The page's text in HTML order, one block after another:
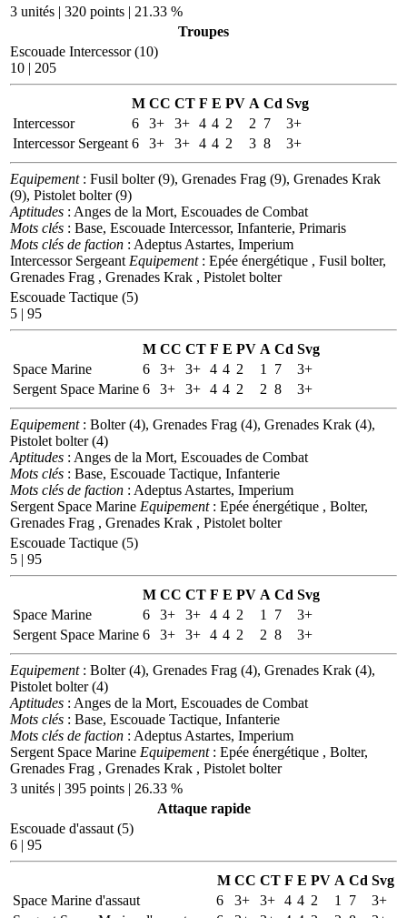
3 unités | 320 points | 21.33 %
Troupes
Escouade Intercessor (10)
10 | 205
M CC CT F E PV A Cd Svg
Intercessor
6 3+ 3+ 4 4 2 2 7
3+
Intercessor Sergeant 6 3+ 3+ 4 4 2 3 8 3+
Equipement: Fusil bolter (9), Grenades Frag (9), Grenades Krak
(9), Pistolet bolter (9)
Aptitudes : Anges de la Mort, Escouades de Combat
Mots clés : Base, Escouade Intercessor, Infanterie, Primaris
Mots clés de faction : Adeptus Astartes, Imperium
Intercessor Sergeant Equipement: Epée énergétique , Fusil bolter,
Grenades Frag , Grenades Krak , Pistolet bolter
Escouade Tactique (5)
5 | 95
M CC CT F E PV A Cd Svg
Space Marine
6 3+ 3+ 4 4 2 1 7
3+
Sergent Space Marine 6 3+ 3+ 4 4 2 2 8 3+
Equipement: Bolter (4), Grenades Frag (4), Grenades Krak (4),
Pistolet bolter (4)
Aptitudes : Anges de la Mort, Escouades de Combat
Mots clés : Base, Escouade Tactique, Infanterie
Mots clés de faction : Adeptus Astartes, Imperium
Sergent Space Marine Equipement: Epée énergétique , Bolter,
Grenades Frag , Grenades Krak , Pistolet bolter
Escouade Tactique (5)
5 | 95
M CC CT F E PV A Cd Svg
Space Marine
6 3+ 3+ 4 4 2 1 7
3+
Sergent Space Marine 6 3+ 3+ 4 4 2 2 8 3+
Equipement: Bolter (4), Grenades Frag (4), Grenades Krak (4),
Pistolet bolter (4)
Aptitudes : Anges de la Mort, Escouades de Combat
Mots clés : Base, Escouade Tactique, Infanterie
Mots clés de faction : Adeptus Astartes, Imperium
Sergent Space Marine Equipement: Epée énergétique , Bolter,
Grenades Frag , Grenades Krak , Pistolet bolter
3 unités | 395 points | 26.33 %
Attaque rapide
Escouade d'assaut (5)
6 | 95
M CC CT F E PV A Cd Svg
Space Marine d'assaut
6 3+ 3+ 4 4 2 1 7
3+